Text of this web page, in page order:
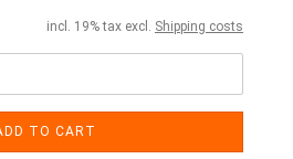
incl. 19% tax excl. Shipping costs
TO CART